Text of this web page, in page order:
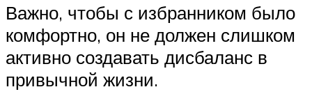
Важно, чтобы с избранником было
комфортно, он не должен слишком
активно создавать дисбаланс в
привычной жизни.